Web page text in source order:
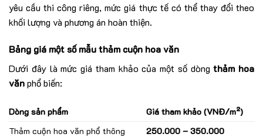
yêu cầu thi công riêng, mức giá thực tế có thể thay đổi theo
khối lượng và phương án hoàn thiện.
Bảng giá một số mẫu thảm cuộn hoa văn
Dưới đây là mức giá tham khảo của một số dòngthảm hoa
vănphổ biến:
Dòng sản phẩm
Giá tham khảo (VNĐ/m²)
Thảm cuộn hoa văn phổ thông
250.000 – 350.000